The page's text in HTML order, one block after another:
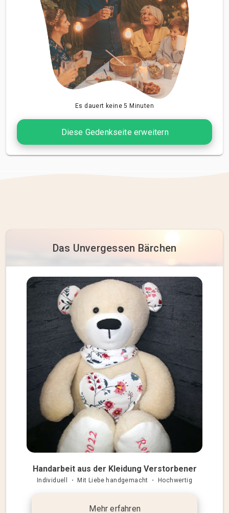
Es dauert keine 5 Minuten
Diese Gedenkseite erweitern
Das Unvergessen Bärchen
Handarbeit aus der Kleidung Verstorbener
Individuell ・ Mit Liebe handgemacht ・ Hochwertig
Mehr erfahren